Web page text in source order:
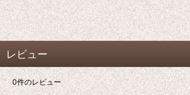
レビュー
0件のレビュー